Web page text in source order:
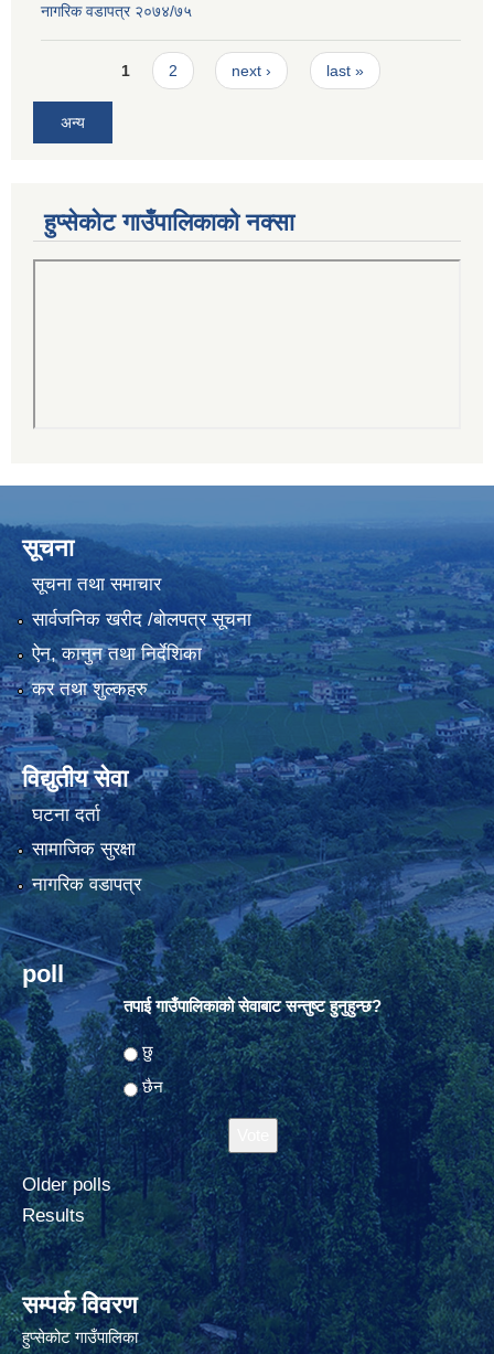
नागरिक वडापत्र २०७४/७५
Pages1 2 next › last »
अन्य
हुप्सेकोट गाउँपालिकाको नक्सा
सूचना
सूचना तथा समाचार
सार्वजनिक खरीद /बोलपत्र सूचना
ऐन, कानुन तथा निर्देशिका
कर तथा शुल्कहरु
विद्युतीय सेवा
घटना दर्ता
सामाजिक सुरक्षा
नागरिक वडापत्र
poll
तपाई गाउँपालिकाको सेवाबाट सन्तुष्ट हुनुहुन्छ?
Choices
छु
छैन
Older polls
Results
सम्पर्क विवरण
हुप्सेकोट गाउँपालिका